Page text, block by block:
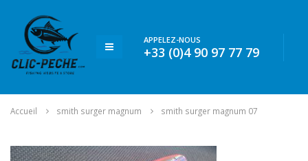
APPELEZ-NOUS
+33 (0)4 90 97 77 79
Accueil smith surger magnum smith surger magnum 07